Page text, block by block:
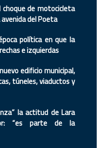
de motocicleta
del Poeta
política en que la
e izquierdas
edificio municipal,
túneles, viaductos y
la actitud de Lara
“es parte de la